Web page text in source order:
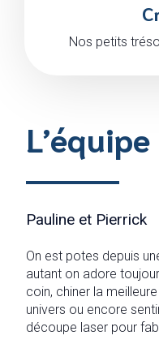
Nos petits
L’équipe
Pauline et Pierrick
On est potes depuis
autant on adore
coin, chiner la
univers ou encore
découpe laser pour